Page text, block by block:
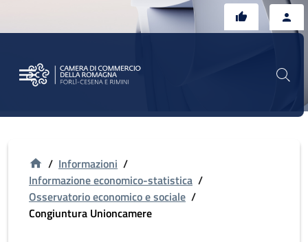
/ Informazioni /
Informazione economico-statistica /
Osservatorio economico e sociale /
Congiuntura Unioncamere